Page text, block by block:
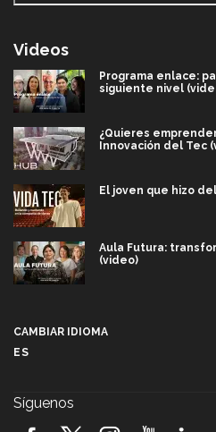
Videos
Programa enlace:
siguiente nivel
¿Quieres
Innovación del Tec
El joven que hizo
Aula Futura:
(video)
CAMBIAR IDIOMA
ES
Síguenos